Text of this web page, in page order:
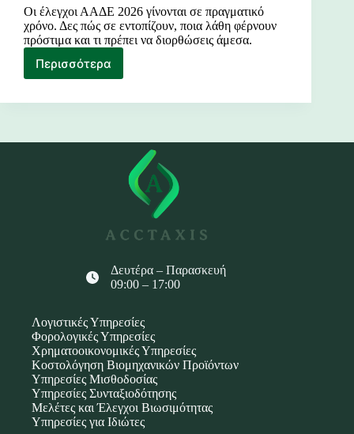
Οι έλεγχοι ΑΑΔΕ 2026 γίνονται σε πραγματικό
χρόνο. Δες πώς σε εντοπίζουν, ποια λάθη φέρνουν
πρόστιμα και τι πρέπει να διορθώσεις άμεσα.
Περισσότερα
Έλεγχοι
2026
Δευτέρα – Παρασκευή
09:00 – 17:00
Λογιστικές Υπηρεσίες
Φορολογικές Υπηρεσίες
Χρηματοοικονομικές Υπηρεσίες
Κοστολόγηση Βιομηχανικών Προϊόντων
Υπηρεσίες Μισθοδοσίας
Υπηρεσίες Συνταξιοδότησης
Μελέτες και Έλεγχοι Βιωσιμότητας
Υπηρεσίες για Ιδιώτες